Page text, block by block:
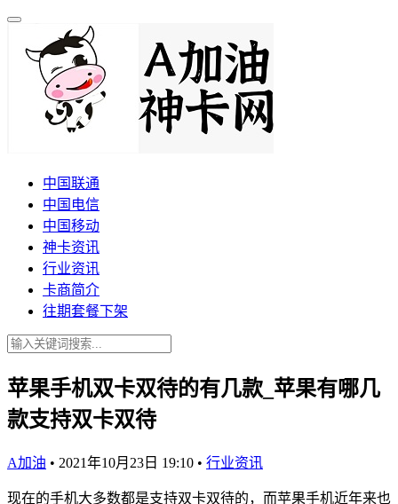
中国联通
中国电信
中国移动
神卡资讯
行业资讯
卡商简介
往期套餐下架
苹果手机双卡双待的有几款_苹果有哪几
款支持双卡双待
A加油 • 2021年10月23日 19:10 • 行业资讯
现在的手机大多数都是支持双卡双待的，而苹果手机近年来也